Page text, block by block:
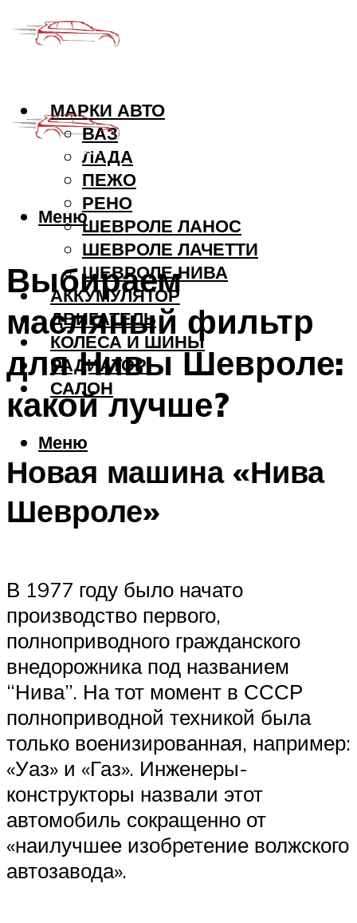
МАРКИ АВТО
ВАЗ
ЛАДА
ПЕЖО
РЕНО
ШЕВРОЛЕ ЛАНОС
ШЕВРОЛЕ ЛАЧЕТТИ
ШЕВРОЛЕ НИВА
АККУМУЛЯТОР
ДВИГАТЕЛЬ
КОЛЕСА И ШИНЫ
РАДИАТОР
САЛОН
Меню
Меню
Выбираем
масляный фильтр
для Нивы Шевроле:
какой лучше?
Новая машина «Нива
Шевроле»
В 1977 году было начато
производство первого,
полноприводного гражданского
внедорожника под названием
“Нива”. На тот момент в СССР
полноприводной техникой была
только военизированная, например:
«Уаз» и «Газ». Инженеры-
конструкторы назвали этот
автомобиль сокращенно от
«наилучшее изобретение волжского
автозавода».